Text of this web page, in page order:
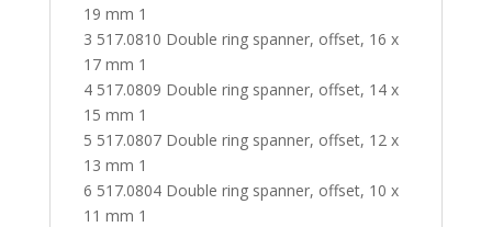
19 mm 1
3 517.0810 Double ring spanner, offset, 16 x
17 mm 1
4 517.0809 Double ring spanner, offset, 14 x
15 mm 1
5 517.0807 Double ring spanner, offset, 12 x
13 mm 1
6 517.0804 Double ring spanner, offset, 10 x
11 mm 1